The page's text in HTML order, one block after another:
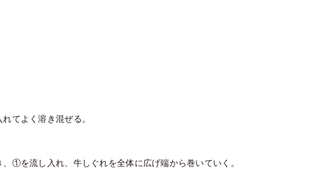
てよく溶き混ぜる。
①を流し入れ、牛しぐれを全体に広げ端から巻いていく。